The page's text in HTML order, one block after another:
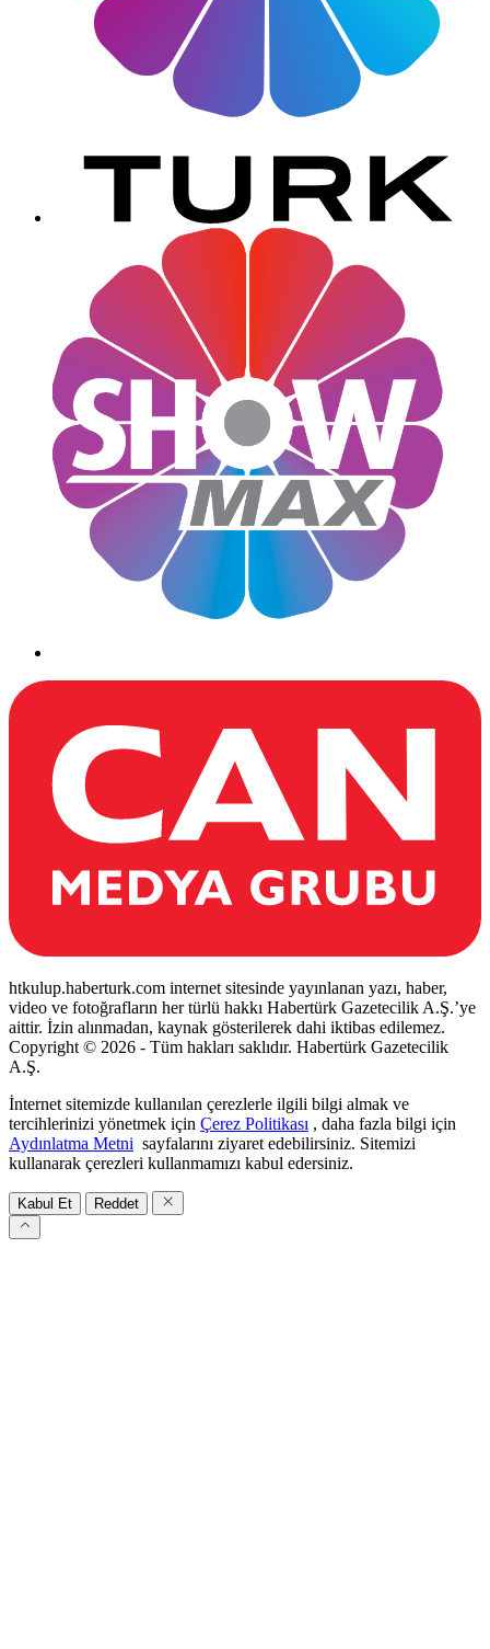
htkulup.haberturk.com internet sitesinde yayınlanan yazı, haber,
video ve fotoğrafların her türlü hakkı Habertürk Gazetecilik A.Ş.’ye
aittir. İzin alınmadan, kaynak gösterilerek dahi iktibas edilemez.
Copyright © 2026 - Tüm hakları saklıdır. Habertürk Gazetecilik
A.Ş.
İnternet sitemizde kullanılan çerezlerle ilgili bilgi almak ve
tercihlerinizi yönetmek için Çerez Politikası , daha fazla bilgi için
Aydınlatma Metni sayfalarını ziyaret edebilirsiniz. Sitemizi
kullanarak çerezleri kullanmamızı kabul edersiniz.
Kabul Et Reddet